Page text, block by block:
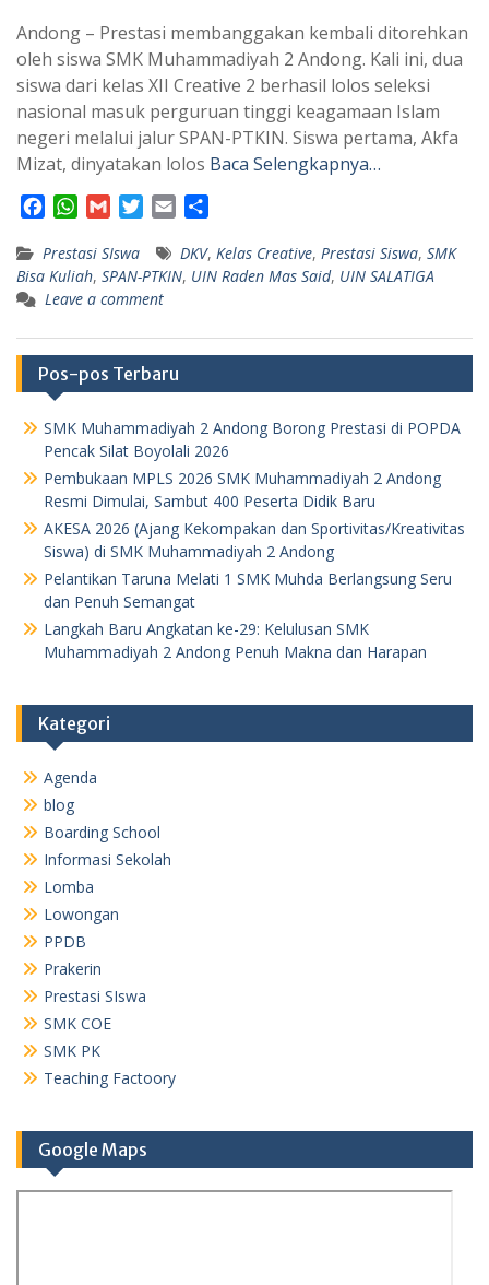
Andong – Prestasi membanggakan kembali ditorehkan
oleh siswa SMK Muhammadiyah 2 Andong. Kali ini, dua
siswa dari kelas XII Creative 2 berhasil lolos seleksi
nasional masuk perguruan tinggi keagamaan Islam
negeri melalui jalur SPAN-PTKIN. Siswa pertama, Akfa
Mizat, dinyatakan lolos Baca Selengkapnya…
c
e
b
o
k
W
a
t
s
p
p
a
i
l
t
t
r
a
i
a
r
Prestasi SIswa DKV, Kelas Creative, Prestasi Siswa, SMK
Bisa Kuliah, SPAN-PTKIN, UIN Raden Mas Said, UIN SALATIGA
Leave a comment
Pos-pos Terbaru
SMK Muhammadiyah 2 Andong Borong Prestasi di POPDA
Pencak Silat Boyolali 2026
Pembukaan MPLS 2026 SMK Muhammadiyah 2 Andong
Resmi Dimulai, Sambut 400 Peserta Didik Baru
AKESA 2026 (Ajang Kekompakan dan Sportivitas/Kreativitas
Siswa) di SMK Muhammadiyah 2 Andong
Pelantikan Taruna Melati 1 SMK Muhda Berlangsung Seru
dan Penuh Semangat
Langkah Baru Angkatan ke-29: Kelulusan SMK
Muhammadiyah 2 Andong Penuh Makna dan Harapan
Kategori
Agenda
blog
Boarding School
Informasi Sekolah
Lomba
Lowongan
PPDB
Prakerin
Prestasi SIswa
SMK COE
SMK PK
Teaching Factoory
Google Maps